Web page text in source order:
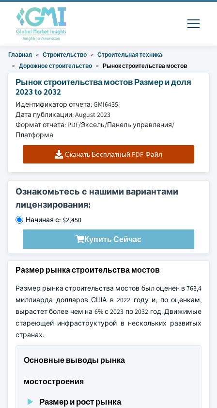
Главная Строительство
Строительная техника
Дорожное строительство
Рынок строительства мостов
Рынок строительства мостов Размер и доля
2023 to 2032
Идентификатор отчета: GMI6435
Дата публикации: August 2023
Формат отчета: PDF/Эксель/Панель управления/
Платформа
Скачать Бесплатный PDF-Файл
Ознакомьтесь с нашими вариантами
лицензирования:
Начиная с: $2,450
Купить Сейчас
Размер рынка строительства мостов
Размер рынка строительства мостов был оценен в 763,4
миллиарда долларов США в 2022 году и, по оценкам,
вырастет более чем на 6% с 2023 по 2032 год. Движимые
стареющей инфраструктурой в нескольких развитых
странах.
Основные выводы рынка
мостостроения
Размер и рост рынка